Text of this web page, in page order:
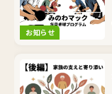
お知らせ